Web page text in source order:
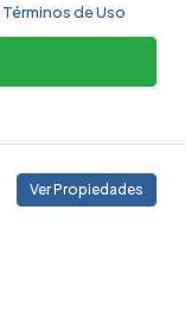
Términos de Uso
Ver Propiedades